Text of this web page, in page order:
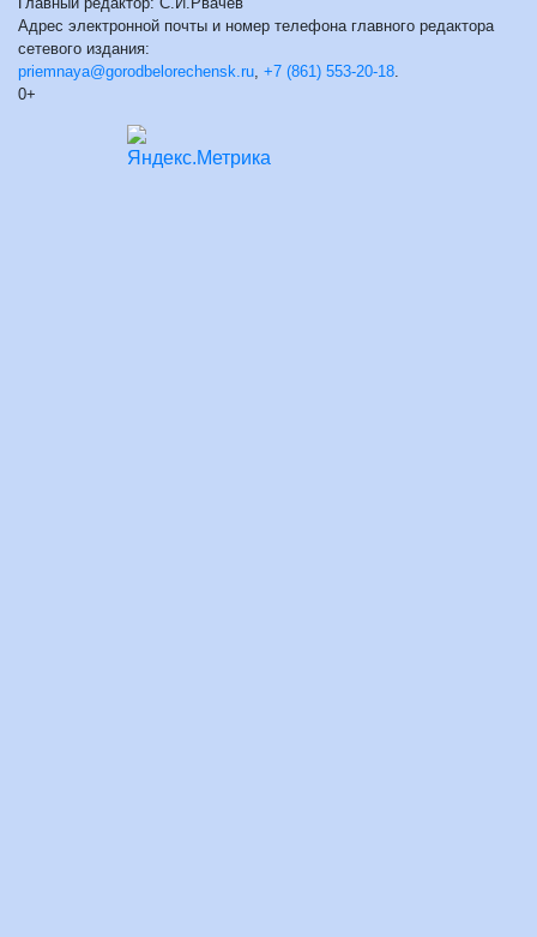
Адрес электронной почты и номер телефона главного редактора
сетевого издания:
priemnaya@gorodbelorechensk.ru +7 (861) 553-20-18
0+